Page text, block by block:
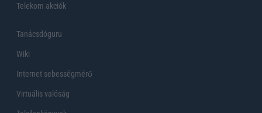
Telekom akciók
Tanácsdóguru
Wiki
Internet sebességmérő
Virtuális valóság